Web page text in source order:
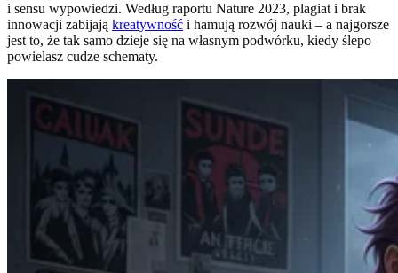
i sensu wypowiedzi. Według raportu Nature 2023, plagiat i brak
innowacji zabijają kreatywność i hamują rozwój nauki – a najgorsze
jest to, że tak samo dzieje się na własnym podwórku, kiedy ślepo
powielasz cudze schematy.